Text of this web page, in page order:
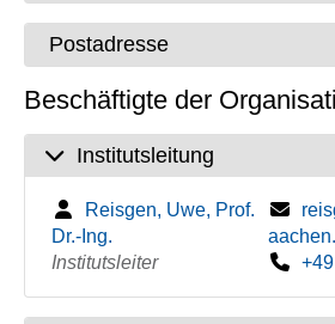
Postadresse
Beschäftigte der
Institutsleitung
Reisgen, Uwe, Prof.
Dr.-Ing.
Institutsleiter